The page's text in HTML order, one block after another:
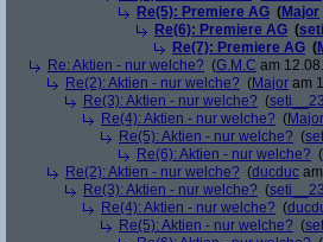
Re(5): Premiere AG (Major
Re(6): Premiere AG (
Re(7): Premiere AG (
Re: Aktien - nur welche? (G.M.C am
Re(2): Aktien - nur welche? (Major am
Re(3): Aktien - nur welche? (seti__23
Re(4): Aktien - nur welche? (Major
Re(5): Aktien - nur welche? (
Re(6): Aktien - nur welche? (
Re(2): Aktien - nur welche? (ducduc
Re(3): Aktien - nur welche? (seti__23
Re(4): Aktien - nur welche? (
Re(5): Aktien - nur welche? (